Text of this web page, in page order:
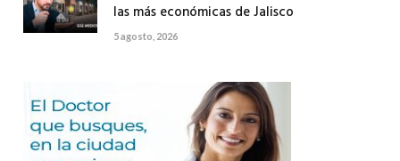
las más económicas de Jalisco
5 agosto, 2026